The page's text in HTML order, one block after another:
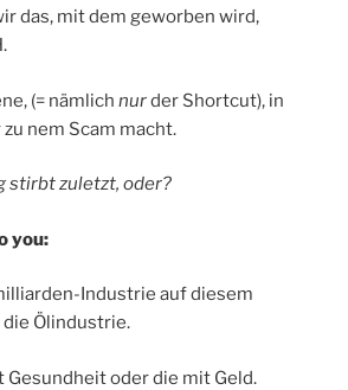
das, mit dem geworben wird,
(= nämlich nurder Shortcut), in
nem Scam macht.
stirbt zuletzt, oder?
you:
Industrie auf diesem
Ölindustrie.
Gesundheit oder die mit Geld.